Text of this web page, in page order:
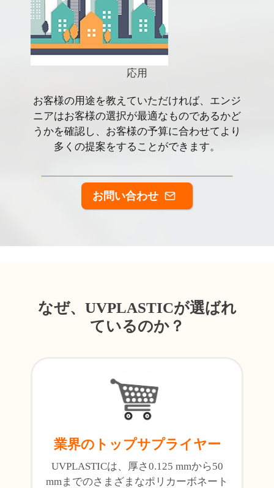
応用
お客様の用途を教えていただければ、エンジ
ニアはお客様の選択が最適なものであるかど
うかを確認し、お客様の予算に合わせてより
多くの提案をすることができます。
お問い合わせ
なぜ、UVPLASTICが選ばれ
ているのか？
業界のトップサプライヤー
UVPLASTICは、厚さ0.125 mmから50
mmまでのさまざまなポリカーボネート